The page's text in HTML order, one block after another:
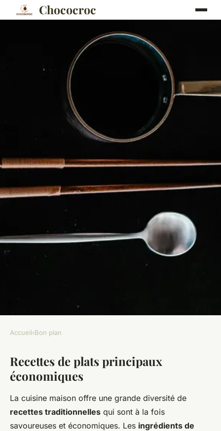
Chococroc
BON PLAN
La cuisine de grand-mère :
des recettes traditionnelles
économiques
Ayden 11 décembre 2024 • 4 min de lecture
Accueil›Bon plan
Recettes de plats principaux
économiques
La cuisine maison offre une grande diversité de
recettes traditionnelles qui sont à la fois
savoureuses et économiques. Les ingrédients de